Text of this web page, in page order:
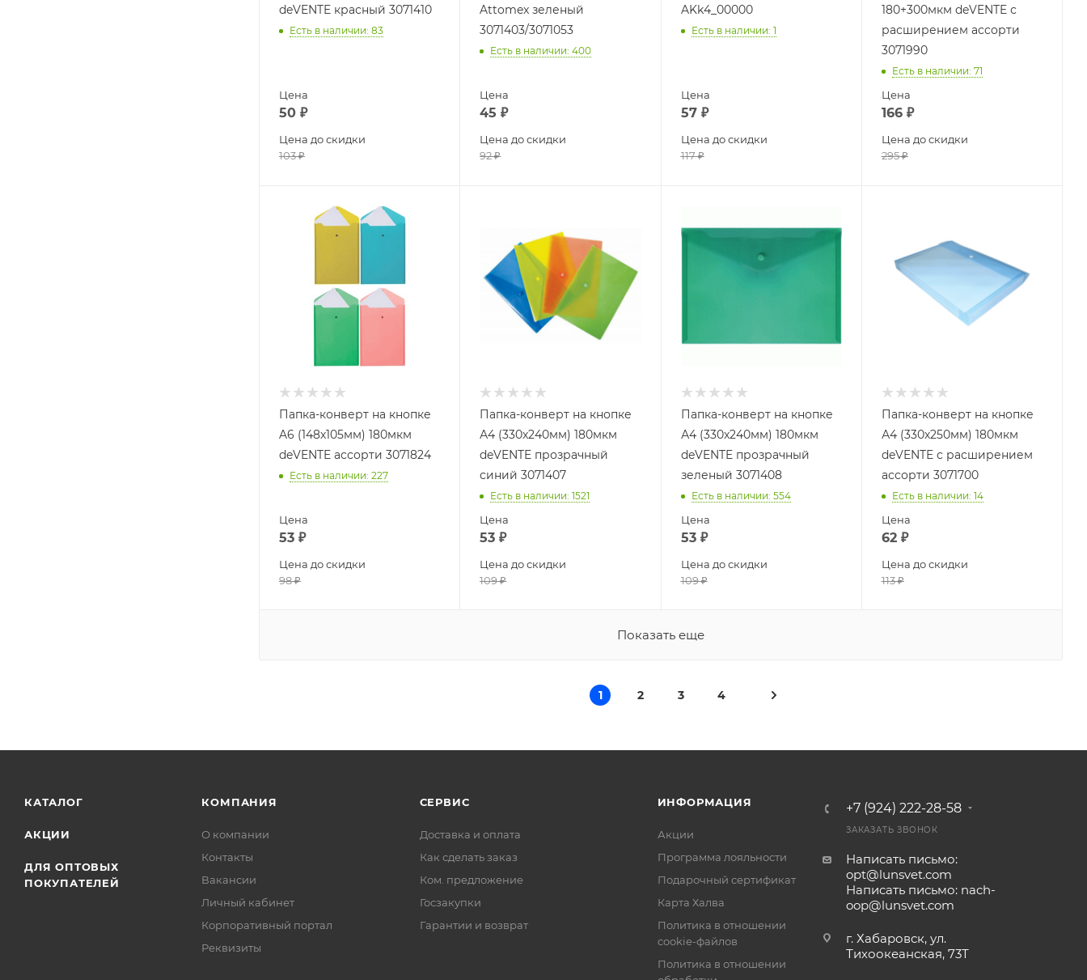
deVENTE красный 3071410
Есть в наличии: 83
Цена
50 ₽
Цена до скидки
103₽
Attomex зеленый
3071403/3071053
Есть в наличии: 400
Цена
45 ₽
Цена до скидки
92₽
AKk4_00000
Есть в наличии: 1
Цена
57₽
Цена до скидки
117₽
180+300мкм deVENTE с
расширением ассорти
3071990
Есть в наличии: 71
Цена
166₽
Цена до скидки
295₽
Папка-конверт на кнопке
A6 (148х105мм) 180мкм
deVENTE ассорти 3071824
Есть в наличии: 227
Цена
53 ₽
Цена до скидки
98₽
Папка-конверт на кнопке
А4 (330x240мм) 180мкм
deVENTE прозрачный
синий 3071407
Есть в наличии: 1521
Цена
53 ₽
Цена до скидки
109₽
Папка-конверт на кнопке
А4 (330x240мм) 180мкм
deVENTE прозрачный
зеленый 3071408
Есть в наличии: 554
Цена
53₽
Цена до скидки
109₽
Папка-конверт на кнопке
А4 (330х250мм) 180мкм
deVENTE с расширением
ассорти 3071700
Есть в наличии: 14
Цена
62₽
Цена до скидки
113₽
Показать еще
1 2 3 4
КАТАЛОГ
АКЦИИ
ДЛЯ ОПТОВЫХ
ПОКУПАТЕЛЕЙ
КОМПАНИЯ
О компании
Контакты
Вакансии
Личный кабинет
Корпоративный портал
Реквизиты
СЕРВИС
Доставка и оплата
Как сделать заказ
Ком. предложение
Госзакупки
Гарантии и возврат
ИНФОРМАЦИЯ
Акции
Программа лояльности
Подарочный сертификат
Карта Халва
Политика в отношении
cookie-файлов
Политика в отношении
+7 (924) 222-28-58
ЗАКАЗАТЬ ЗВОНОК
Написать письмо:
opt@lunsvet.com
Написать письмо: nach-
oop@lunsvet.com
г. Хабаровск, ул.
Тихоокеанская, 73Т